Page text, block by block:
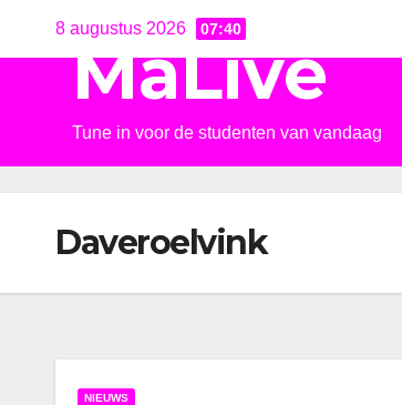
8 augustus 2026 07:40
MaLive
Tune in voor de studenten van vandaag
Daveroelvink
NIEUWS